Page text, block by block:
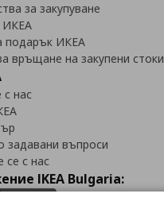
за закупуване
ИКЕА
подарък ИКЕА
връщане на закупени стоки
нас
задавани въпроси
се с нас
IKEA Bulgaria: